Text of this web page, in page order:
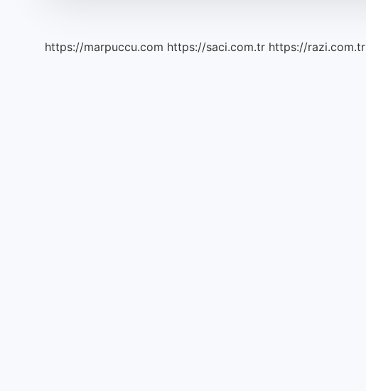
https://marpuccu.com https://saci.com.tr https://razi.com.tr